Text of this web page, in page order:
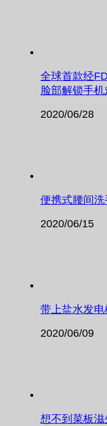
全球首款经
脸部解锁手机
2020/06/28
便携式腰间
2020/06/15
带上盐水发
2020/06/09
想不到菜板